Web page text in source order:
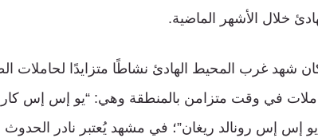
خلال الأشهر الماضية.
شهد غرب المحيط الهادئ نشاطًا متزايدًا لحاملات
في وقت متزامن بالمنطقة وهي: “يو إس إس
إس إس رونالد ريغان”؛ في مشهد يُعتبر نادر